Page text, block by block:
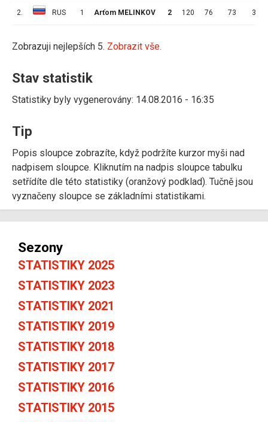
2. RUS 1 Arťom MELINKOV 2 120 76 73 3
Zobrazuji nejlepších 5. Zobrazit vše.
Stav statistik
Statistiky byly vygenerovány: 14.08.2016 - 16:35
Tip
Popis sloupce zobrazíte, když podržíte kurzor myši nad
nadpisem sloupce. Kliknutím na nadpis sloupce tabulku
setřídíte dle této statistiky (oranžový podklad). Tučně jsou
vyznačeny sloupce se základními statistikami.
Sezony
STATISTIKY 2025
STATISTIKY 2023
STATISTIKY 2021
STATISTIKY 2019
STATISTIKY 2018
STATISTIKY 2017
STATISTIKY 2016
STATISTIKY 2015